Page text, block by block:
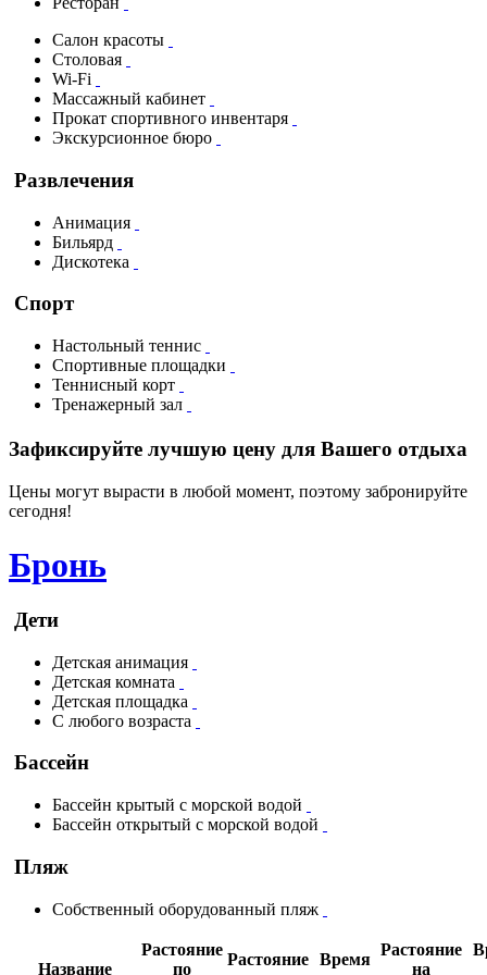
Салон красоты
Столовая
Wi-Fi
Массажный кабинет
Прокат спортивного инвентаря
Экскурсионное бюро
Развлечения
Анимация
Бильярд
Дискотека
Спорт
Настольный теннис
Спортивные площадки
Теннисный корт
Тренажерный зал
Зафиксируйте лучшую цену для Вашего отдыха
Цены могут вырасти в любой момент, поэтому забронируйте
сегодня!
Бронь
Дети
Детская анимация
Детская комната
Детская площадка
С любого возраста
Бассейн
Бассейн крытый с морской водой
Бассейн открытый с морской водой
Пляж
Собственный оборудованный пляж
Название
Растояние
по
Растояние Время
Растояние
на